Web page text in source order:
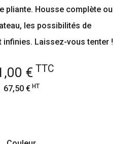
pliante. Housse complète ou
les possibilités de
Laissez-vous tenter !
€ TTC
67,50 €HT